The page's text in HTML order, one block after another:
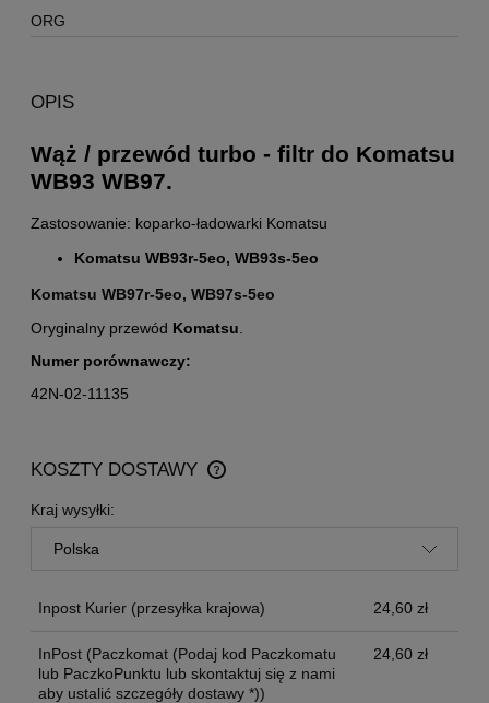
ORG
OPIS
Wąż / przewód turbo - filtr do Komatsu
WB93 WB97.
Zastosowanie: koparko-ładowarki Komatsu
Komatsu WB93r-5eo, WB93s-5eo
Komatsu WB97r-5eo, WB97s-5eo
Oryginalny przewód Komatsu
Numer porównawczy:
42N-02-11135
KOSZTY DOSTAWY
CENA NIE ZAWIERA EWENTUALNYCH KOSZTÓW
PŁATNOŚCI
Kraj wysyłki:
Inpost Kurier (przesyłka krajowa) 24,60 zł
InPost (Paczkomat (Podaj kod Paczkomatu
lub PaczkoPunktu lub skontaktuj się z nami
aby ustalić szczegóły dostawy *))
24,60 zł